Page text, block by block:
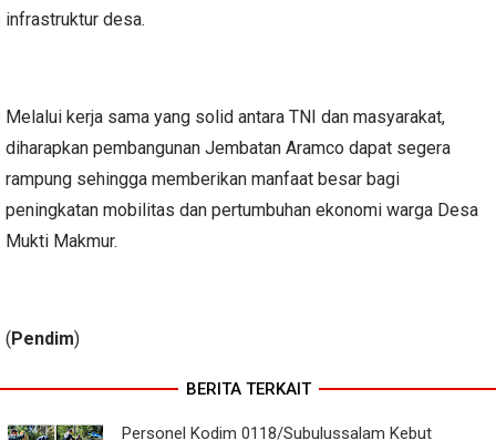
infrastruktur desa.
Melalui kerja sama yang solid antara TNI dan masyarakat,
diharapkan pembangunan Jembatan Aramco dapat segera
rampung sehingga memberikan manfaat besar bagi
peningkatan mobilitas dan pertumbuhan ekonomi warga Desa
Mukti Makmur.
(Pendim)
BERITA TERKAIT
Personel Kodim 0118/Subulussalam Kebut